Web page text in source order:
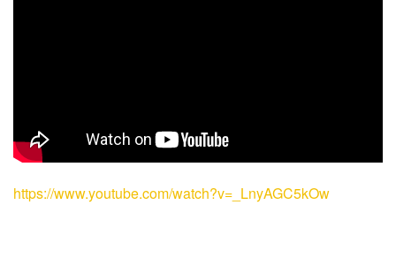
https://www.youtube.com/watch?v=_LnyAGC5kOw